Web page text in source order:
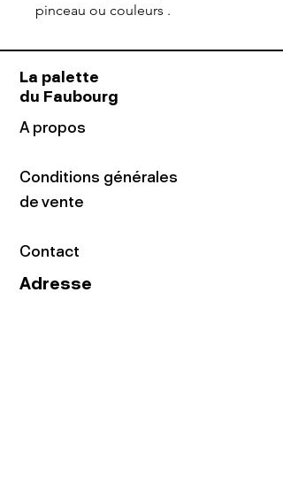
pinceau ou couleurs .
La palette
du Faubourg
A propos
Conditions générales
de vente
Contact
Adresse